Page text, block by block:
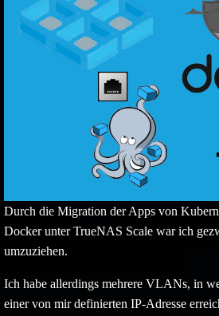
Durch die Migration der Apps von
Docker unter TrueNAS Scale war ich
umzuziehen.
Ich habe allerdings mehrere VLANs, in
einer von mir definierten IP-Adresse